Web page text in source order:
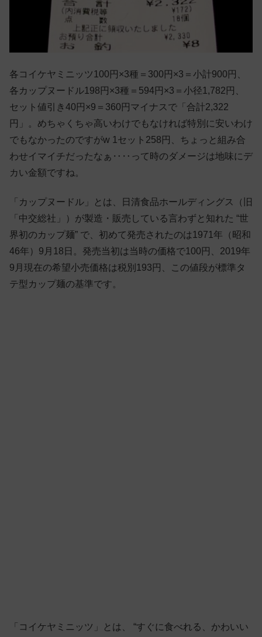
各コイケヤミニッツ100円×3種＝300円×3＝小計900円、
各カップヌードル198円×3種＝594円×3＝小径1,782円、
セット値引き40円×9＝360円マイナスで「合計2,322
円」。めちゃくちゃ高いわけでもなければ特別に安いわけ
でもなかったのですがw 1セット258円、ちょっと組み合
わせイマイチだったなぁ‥‥って時のダメージは地味にデ
カい金額ですね。
「カップヌードル」とは、日清食品ホールディングス（旧
「中交総社」）が製造・販売している言わずと知れた “世
界初のカップ麺” で、初めて発売されたのは1971年（昭和
46年）9月18日。発売当初は当時の価格で100円、2019年
9月現在の希望小売価格は税別193円、この値段が標準タ
テ型カップ麺の基準です。
「コイケヤミニッツ」とは、 “すぐに食べれる、かわいい